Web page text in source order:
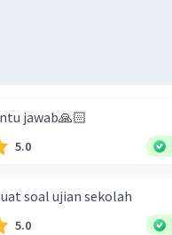
jawab🙏🏻
5.0
soal ujian sekolah
5.0